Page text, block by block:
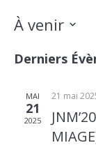
À venir
une
Derniers
MAI
21
2025
21 mai